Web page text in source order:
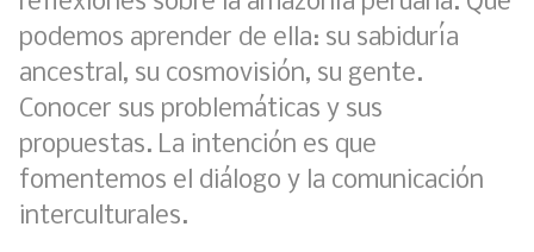
podemos aprender de ella: su sabiduría
ancestral, su cosmovisión, su gente.
Conocer sus problemáticas y sus
propuestas. La intención es que
fomentemos el diálogo y la comunicación
interculturales.